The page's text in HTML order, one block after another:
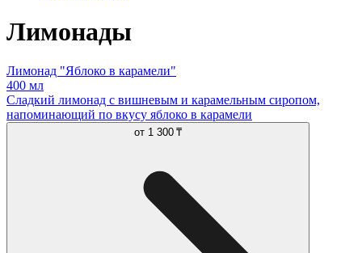
Лимонады
Лимонад "Яблоко в карамели"
400 мл
Сладкий лимонад с вишневым и карамельным сиропом,
напоминающий по вкусу яблоко в карамели
от 1 300 ₸